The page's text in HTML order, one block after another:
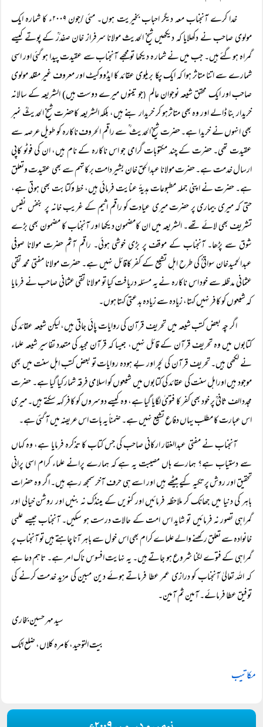
خدا کرے آنجناب معہ دیگر احباب بخیریت ہوں۔ مئی /جون ۲۰۰۹ء کا شمارہ ایک
مولوی صاحب نے دکھلایا کہ دیکھیں شیخ الحدیث مولانا سرفراز خان صفدرؒ کے پوتے کیسے
گمراہ ہوگئے ہیں۔ جب میں نے شمار ہ دیکھا تو مجھے آنجناب سے عقیدت پیدا ہو گئی اور اسی
شمارے سے اتنا متاثر ہوا کہ ایک پکا بریلوی عقائد کا ایڈووکیٹ اور معروف غیر مقلد مولوی
صاحب اور ایک محقق شیعہ نوجوان عالم (جو تینوں میرے دوست ہیں) الشریعہ کے سالانہ
خریدار بنا ڈالے اور وہ بھی متاثرہو کر خریدار بنے ہیں، بلکہ الشریعہ کاحضرت شیخ الحدیثؒ نمبر
بھی انہوں نے خریدا ہے۔ حضرت شیخ الحدیث ؒ سے راقم الحروف ناکارہ کو طویل عرصہ سے
عقیدت تھی۔ حضرت کے چند مکتوبات گرامی جو اس ناکارہ کے نام ہیں، ان کی فوٹو کاپی
ارسال خدمت ہے۔ حضرت مولانا عبدالحق خان بشیر دامت برکاتہم سے بھی عقیدت وتعلق
ہے۔ حضرت نے اپنی جملہ مطبوعات ہدیۃً عنایت فرمائی ہیں، خط وکتابت بھی ہوتی ہے،
حتیٰ کہ میری بیماری پر حضرت میری عیادت کو راقم اثیم کے غریب خانہ پر بنفس نفیس
تشریف بھی لائے تھے۔ الشریعہ میں ان کامضمون دیکھا اور آنجناب کا مضمون بھی بڑے
شوق سے پڑھا۔ آنجناب کے موقف پر بڑی خوشی ہوئی۔ راقم آثم حضرت مولانا صوفی
عبدالحمیدخان سواتیؒ کی طرح اہل تشیع کے کفر کاقائل نہیں ہے۔ حضرت مولانا مفتی محمد تقی
عثمانی مدظلہ سے خود اس ناکارہ نے یہ مسئلہ دریافت کیا تو مولانا تقی عثمانی صاحب نے فرمایا
کہ شیعوں کو کافر نہیں کہتا، زیادہ سے زیادہ بدعتی کہتا ہوں۔
اگر چہ بعض کتب شیعہ میں تحریف قرآن کی روایات پائی جاتی ہیں، لیکن شیعہ عقائد کی
کتابوں میں وہ تحریف قرآن کے قائل نہیں، جیسا کہ قرآن مجید کی متعدد تفاسیر شیعہ علماء
نے لکھی ہیں۔ تحریف قرآن کی لچر اور بے ہودہ روایات تو بعض کتب اہل سنت میں بھی
موجود ہیں اوراہل سنت کی عقائد کی کتابوں میں شیعوں کو اسلامی فرقہ شمار کیا گیا ہے۔ حضرت
مجدد الف ثانیؒ پر خود بھی کفر کا فتویٰ لگایا گیا ہے، وہ کیسے دوسروں کو کافر کہہ سکتے ہیں۔ میری
اس عبارت کا مطلب یہاں دفاع تشیع نہیں ہے۔ ضمناً یہ بات اس عریضہ میں آ گئی ہے۔
آنجناب نے مفتی عبدالغفار ارکانی صاحب کی جس کتاب کا تذکرہ فرمایا ہے، وہ کہاں
سے دستیاب ہے؟ ہمارے ہاں مصیبت یہ ہے کہ ہمارے پرانے علماء کرام اسی پرانی
تحقیق اور روش پر تکیہ کیے بیٹھے ہیں اور اسے ہی حرف آخر سمجھ رہے ہیں۔ اگر وہ حضرات
باہر کی دنیا میں جھانک کر ملاحظہ فرمائیں اور کنویں کے مینڈک نہ بنیں اور روشن خیالی اور
گمراہی تصور نہ فرمائیں تو شاید اس امت کے حالات درست ہو سکیں۔ آنجناب جیسے علمی
خانوادہ سے تعلق رکھنے والے علماے کرام بھی اس خول سے باہر آنا چاہتے ہیں تو آنجناب پر
گمراہی کے فتوے لگنا شروع ہو جاتے ہیں۔ یہ نہایت افسوس ناک امر ہے۔ تاہم دعا ہے
کہ اللہ تعالیٰ آنجناب کو درازی عمر عطا فرماتے ہوئے دین مبین کی مزید خدمت کرنے کی
توفیق عطا فرمائے۔ آمین ثم آمین۔
سید مہر حسین بخاری
بیت التوحید، کامرہ کلاں، ضلع اٹک
مکاتیب